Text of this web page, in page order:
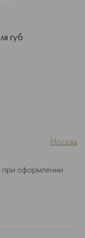
губ
Москва
при оформлении